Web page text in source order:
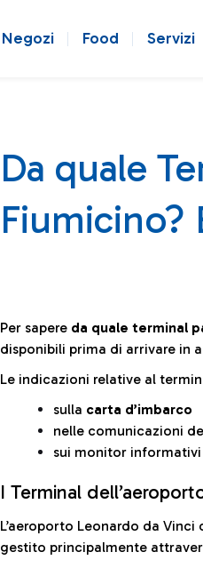
Negozi Food Servizi
Da quale
Fiumicino?
Per sapere da quale terminal
disponibili prima di arrivare in
Le indicazioni relative al
sulla carta d’imbarco
nelle comunicazioni
sui monitor
I Terminal
L’aeroporto Leonardo da
gestito principalmente